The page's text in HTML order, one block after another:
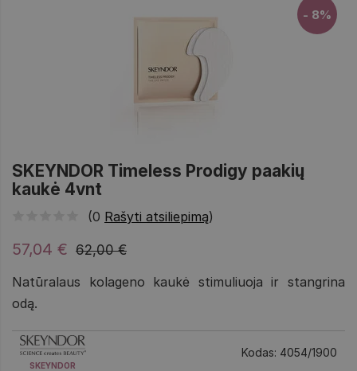
SKEYNDOR Timeless Prodigy paakių
kaukė 4vnt
(0 Rašyti atsiliepimą)
62,00 €
57,04 €
Natūralaus kolageno kaukė stimuliuoja ir stangrina
odą.
SKEYNDOR
Kodas: 4054/1900
- 8%